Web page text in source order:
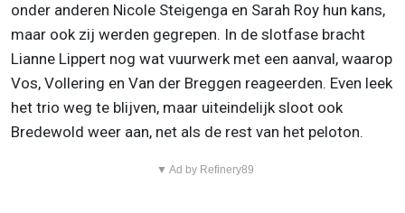
onder anderen Nicole Steigenga en Sarah Roy hun kans,
maar ook zij werden gegrepen. In de slotfase bracht
Lianne Lippert nog wat vuurwerk met een aanval, waarop
Vos, Vollering en Van der Breggen reageerden. Even leek
het trio weg te blijven, maar uiteindelijk sloot ook
Bredewold weer aan, net als de rest van het peloton.
▼ Ad by Refinery89